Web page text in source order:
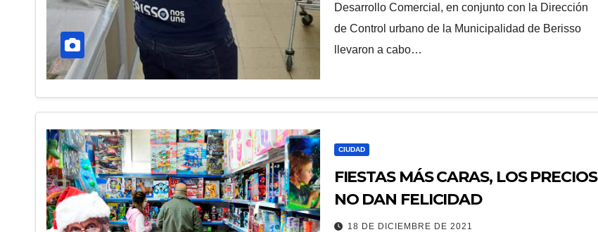
Desarrollo Comercial, en conjunto con la Dirección
de Control urbano de la Municipalidad de Berisso
llevaron a cabo…
CIUDAD
FIESTAS MÁS CARAS, LOS PRECIOS
NO DAN FELICIDAD
18 DE DICIEMBRE DE 2021